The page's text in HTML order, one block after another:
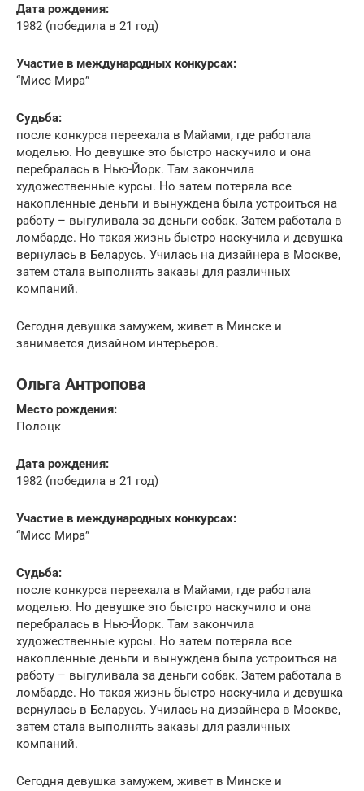
Дата рождения:
1982 (победила в 21 год)
Участие в международных конкурсах:
“Мисс Мира”
Судьба:
после конкурса переехала в Майами, где работала
моделью. Но девушке это быстро наскучило и она
перебралась в Нью-Йорк. Там закончила
художественные курсы. Но затем потеряла все
накопленные деньги и вынуждена была устроиться на
работу – выгуливала за деньги собак. Затем работала в
ломбарде. Но такая жизнь быстро наскучила и девушка
вернулась в Беларусь. Училась на дизайнера в Москве,
затем стала выполнять заказы для различных
компаний.
Сегодня девушка замужем, живет в Минске и
занимается дизайном интерьеров.
Ольга Антропова
Место рождения:
Полоцк
Дата рождения:
1982 (победила в 21 год)
Участие в международных конкурсах:
“Мисс Мира”
Судьба:
после конкурса переехала в Майами, где работала
моделью. Но девушке это быстро наскучило и она
перебралась в Нью-Йорк. Там закончила
художественные курсы. Но затем потеряла все
накопленные деньги и вынуждена была устроиться на
работу – выгуливала за деньги собак. Затем работала в
ломбарде. Но такая жизнь быстро наскучила и девушка
вернулась в Беларусь. Училась на дизайнера в Москве,
затем стала выполнять заказы для различных
компаний.
Сегодня девушка замужем, живет в Минске и